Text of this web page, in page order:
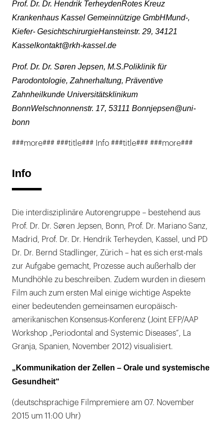
Prof. Dr. Dr. Hendrik TerheydenRotes Kreuz
Krankenhaus Kassel Gemeinnützige GmbHMund-,
Kiefer- GesichtschirurgieHansteinstr. 29, 34121
Kasselkontakt@rkh-kassel.de
Prof. Dr. Dr. Søren Jepsen, M.S.Poliklinik für
Parodontologie, Zahnerhaltung, Präventive
Zahnheilkunde Universitätsklinikum
BonnWelschnonnenstr. 17, 53111 Bonnjepsen@uni-
bonn
###more### ###title### Info ###title### ###more###
Info
Die interdisziplinäre Autorengruppe – bestehend aus
Prof. Dr. Dr. Søren Jepsen, Bonn, Prof. Dr. Mariano Sanz,
Madrid, Prof. Dr. Dr. Hendrik Terheyden, Kassel, und PD
Dr. Dr. Bernd Stadlinger, Zürich – hat es sich erst-mals
zur Aufgabe gemacht, Prozesse auch außerhalb der
Mundhöhle zu beschreiben. Zudem wurden in diesem
Film auch zum ersten Mal einige wichtige Aspekte
einer bedeutenden gemeinsamen europäisch-
amerikanischen Konsensus-Konferenz (Joint EFP/AAP
Workshop „Periodontal and Systemic Diseases“, La
Granja, Spanien, November 2012) visualisiert.
„Kommunikation der Zellen – Orale und systemische
Gesundheit“
(deutschsprachige Filmpremiere am 07. November
2015 um 11:00 Uhr)